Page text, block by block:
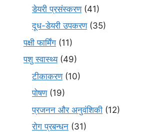
डेयरी प्रसंस्करण(41)
दूध-डेयरी उपकरण(35)
पक्षी फार्मिंग (11)
पशु स्वास्थ्य(49)
टीकाकरण(10)
पोषण(19)
प्रजनन और अनुवंशिकी (12)
रोग प्रबन्धन (31)